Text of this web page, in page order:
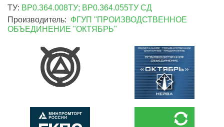
ТУ: ВР0.364.008ТУ; ВР0.364.055ТУ СД
Производитель: ФГУП "ПРОИЗВОДСТВЕННОЕ
ОБЪЕДИНЕНИЕ "ОКТЯБРЬ"